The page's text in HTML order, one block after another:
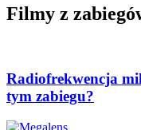
Filmy z
Radiofrekwencja
tym zabiegu?